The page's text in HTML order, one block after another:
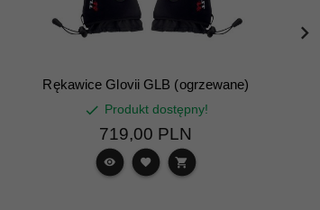
Rękawice Glovii GLB (ogrzewane)
Produkt dostępny!
719,00 PLN